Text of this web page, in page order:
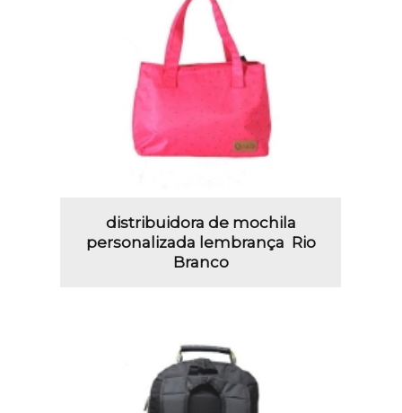
distribuidora de mochila
personalizada lembrança Rio
Branco